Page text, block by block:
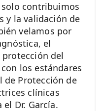
contribuimos
y la validación de
velamos por
el
del
los estándares
de Protección de
clínicas
Dr. García.